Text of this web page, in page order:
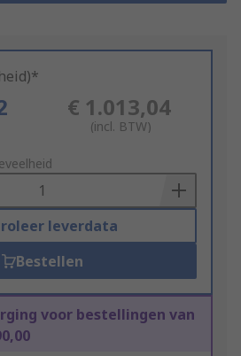
€ 1.013,04
(incl. BTW)
leverdata
Bestellen
voor bestellingen van